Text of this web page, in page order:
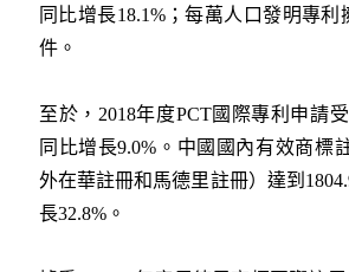
同比增長18.1%；每萬人口發明專利
件。
至於，2018年度PCT國際專利申請
同比增長9.0%。中國國內有效商標
外在華註冊和馬德里註冊）達到
長32.8%。